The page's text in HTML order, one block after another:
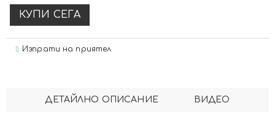
Изпрати на приятел
ДЕТАЙЛНО ОПИСАНИЕ ВИДЕО